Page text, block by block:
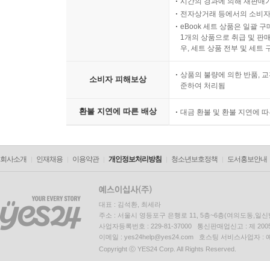
전자상거래 등에서의 소비
eBook 세트 상품은 일괄 구
1개의 상품으로 취급 및 판
우, 세트 상품 전부 및 세트
소비자 피해보상
상품의 불량에 의한 반품,
준하여 처리됨
환불 지연에 따른 배상 대금 환불 및 환불 지연에
회사소개 인재채용 이용약관 개인정보처리방침 청소년보호정책 도서홍보안내
대표 : 김석환, 최세라
주소 : 서울시 영등포구 은행로 11, 5층~6층(여의도동,일신
사업자등록번호 : 229-81-37000 통신판매업신고 : 제
이메일 : yes24help@yes24.com 호스팅 서비스사업자 :
Copyright ⓒ YES24 Corp. All Rights Reserved.